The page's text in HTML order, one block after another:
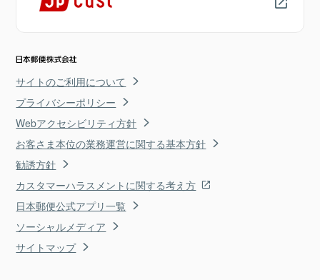
サイトのご利用について
プライバシーポリシー
Webアクセシビリティ方針
お客さま本位の業務運営に関する基本方針
勧誘方針
カスタマーハラスメントに関する考え方
日本郵便公式アプリ一覧
ソーシャルメディア
サイトマップ